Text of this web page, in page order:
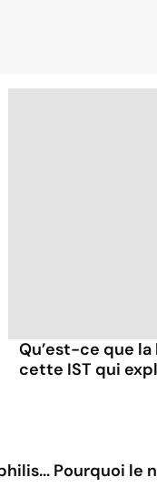
Qu’est-ce que
cette IST qui
Pourquoi le